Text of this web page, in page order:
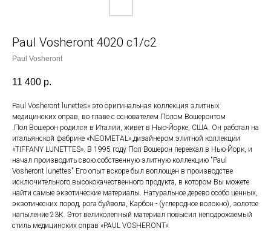
Paul Vosheront 4020 с1/c2
Paul Vosheront
11 400 р.
Paul Vosheront lunettes» это оригинальная коллекция элитных
медицинских оправ, во главе с основателем Полом Вошеронтом
.Пол Вошерон родился в Италии, живет в Нью-Йорке, США. Он работал на
итальянской фабрике «NEOMETAL»,дизайнером элитной коллекции
«TIFFANY LUNETTES». В 1995 году Пол Вошерон переехал в Нью-Йорк, и
начал производить свою собственную элитную коллекцию "Paul
Vosheront lunettes" Его опыт вскоре был воплощен в производстве
исключительного высококачественного продукта, в котором Вы можете
найти самые экзотические материалы. Натуральное дерево особо ценных,
экзотических пород, рога буйвола, Карбон - (углеродное волокно), золотое
напыление 23К. Этот великолепный материал повысил неподрожаемый
стиль медицинских оправ «PAUL VOSHERONT».